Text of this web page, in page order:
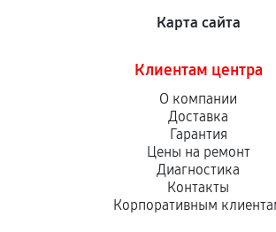
Карта сайта
Клиентам центра
О компании
Доставка
Гарантия
Цены на ремонт
Диагностика
Контакты
Корпоративным